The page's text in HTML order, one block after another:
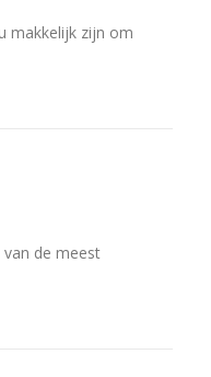
makkelijk zijn om
de meest